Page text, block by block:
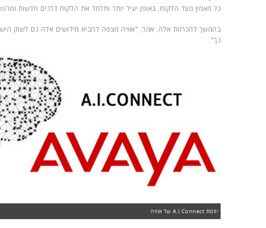
כל מאמץ מצד הלקוח, באופן יעיל יותר ותלמד את הלקוח דרכים חדשות
בהמשך להכרזות אלה, אמר, "אוויה מצפה להביא חידושים אלה גם לשוק
כך".
יוזמת A.I.Connect של אוויה